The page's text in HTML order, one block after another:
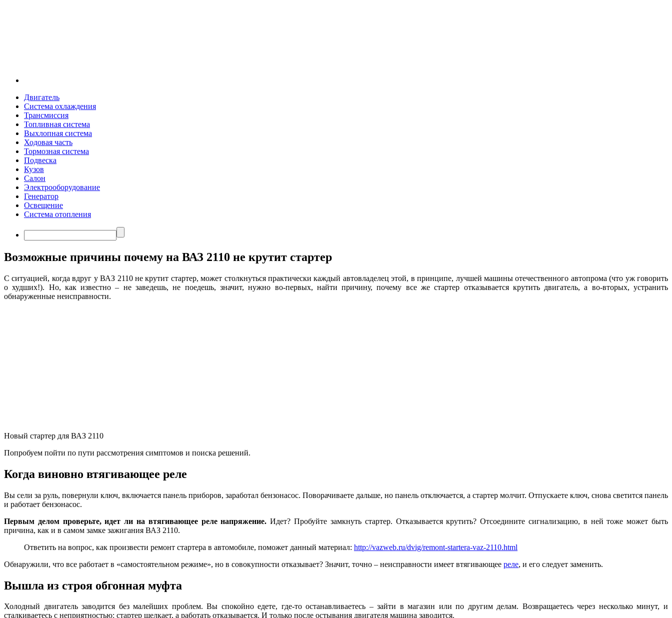
Двигатель
Система охлаждения
Трансмиссия
Топливная система
Выхлопная система
Ходовая часть
Тормозная система
Подвеска
Кузов
Салон
Электрооборудование
Генератор
Освещение
Система отопления
Возможные причины почему на ВАЗ 2110 не крутит стартер
С ситуацией, когда вдруг у ВАЗ 2110 не крутит стартер, может столкнуться практически каждый автовладелец этой, в принципе, лучшей машины отечественного автопрома (что уж говорить
о худших!). Но, как известно – не заведешь, не поедешь, значит, нужно во-первых, найти причину, почему все же стартер отказывается крутить двигатель, а во-вторых, устранить
обнаруженные неисправности.
Новый стартер для ВАЗ 2110
Попробуем пойти по пути рассмотрения симптомов и поиска решений.
Когда виновно втягивающее реле
Вы сели за руль, повернули ключ, включается панель приборов, заработал бензонасос. Поворачиваете дальше, но панель отключается, а стартер молчит. Отпускаете ключ, снова светится панель
и работает бензонасос.
Первым делом проверьте, идет ли на втягивающее реле напряжение. Идет? Пробуйте замкнуть стартер. Отказывается крутить? Отсоедините сигнализацию, в ней тоже может быть
причина, как и в самом замке зажигания ВАЗ 2110.
Ответить на вопрос, как произвести ремонт стартера в автомобиле, поможет данный материал: http://vazweb.ru/dvig/remont-startera-vaz-2110.html
Обнаружили, что все работает в «самостоятельном режиме», но в совокупности отказывает? Значит, точно – неисправности имеет втягивающее реле, и его следует заменить.
Вышла из строя обгонная муфта
Холодный двигатель заводится без малейших проблем. Вы спокойно едете, где-то останавливаетесь – зайти в магазин или по другим делам. Возвращаетесь через несколько минут, и
сталкиваетесь с неприятностью: стартер щелкает, а работать отказывается. И только после остывания двигателя машина заводится.